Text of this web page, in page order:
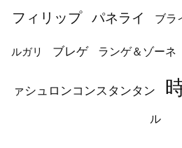
フィリップ
パネライ ブラ
ルガリ ブレゲ ランゲ＆ゾーネ
ァシュロンコンスタンタン
ル